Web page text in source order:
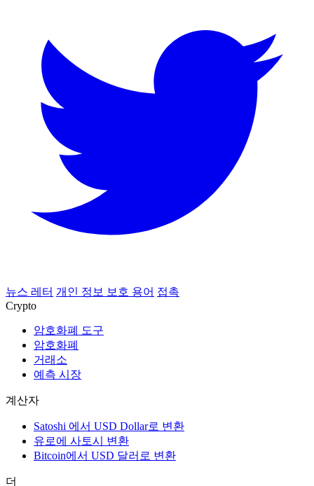
뉴스 레터 개인 정보 보호 용어 접촉
Crypto
암호화폐 도구
암호화폐
거래소
예측 시장
계산자
Satoshi 에서 USD Dollar로 변환
유로에 사토시 변환
Bitcoin에서 USD 달러로 변환
더